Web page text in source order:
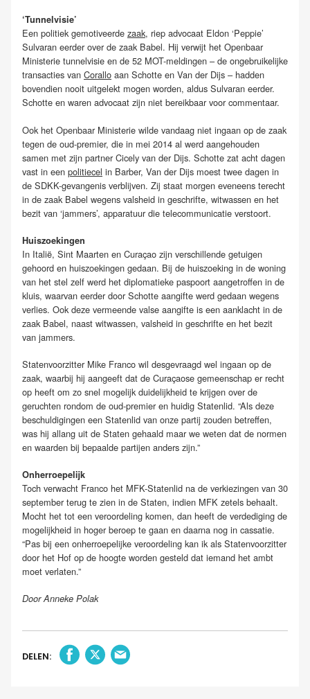
‘Tunnelvisie’
Een politiek gemotiveerde zaak, riep advocaat Eldon ‘Peppie’
Sulvaran eerder over de zaak Babel. Hij verwijt het Openbaar
Ministerie tunnelvisie en de 52 MOT-meldingen – de ongebruikelijke
transacties van Corallo aan Schotte en Van der Dijs – hadden
bovendien nooit uitgelekt mogen worden, aldus Sulvaran eerder.
Schotte en waren advocaat zijn niet bereikbaar voor commentaar.
Ook het Openbaar Ministerie wilde vandaag niet ingaan op de zaak
tegen de oud-premier, die in mei 2014 al werd aangehouden
samen met zijn partner Cicely van der Dijs. Schotte zat acht dagen
vast in een politiecel in Barber, Van der Dijs moest twee dagen in
de SDKK-gevangenis verblijven. Zij staat morgen eveneens terecht
in de zaak Babel wegens valsheid in geschrifte, witwassen en het
bezit van ‘jammers’, apparatuur die telecommunicatie verstoort.
Huiszoekingen
In Italië, Sint Maarten en Curaçao zijn verschillende getuigen
gehoord en huiszoekingen gedaan. Bij de huiszoeking in de woning
van het stel zelf werd het diplomatieke paspoort aangetroffen in de
kluis, waarvan eerder door Schotte aangifte werd gedaan wegens
verlies. Ook deze vermeende valse aangifte is een aanklacht in de
zaak Babel, naast witwassen, valsheid in geschrifte en het bezit
van jammers.
Statenvoorzitter Mike Franco wil desgevraagd wel ingaan op de
zaak, waarbij hij aangeeft dat de Curaçaose gemeenschap er recht
op heeft om zo snel mogelijk duidelijkheid te krijgen over de
geruchten rondom de oud-premier en huidig Statenlid. “Als deze
beschuldigingen een Statenlid van onze partij zouden betreffen,
was hij allang uit de Staten gehaald maar we weten dat de normen
en waarden bij bepaalde partijen anders zijn.”
Onherroepelijk
Toch verwacht Franco het MFK-Statenlid na de verkiezingen van 30
september terug te zien in de Staten, indien MFK zetels behaalt.
Mocht het tot een veroordeling komen, dan heeft de verdediging de
mogelijkheid in hoger beroep te gaan en daarna nog in cassatie.
“Pas bij een onherroepelijke veroordeling kan ik als Statenvoorzitter
door het Hof op de hoogte worden gesteld dat iemand het ambt
moet verlaten.”
Door Anneke Polak
DELEN: